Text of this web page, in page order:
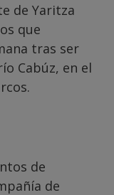
de Yaritza
que
tras ser
Cabúz, en el
de
de